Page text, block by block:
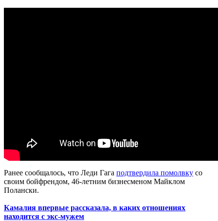
Ранее сообщалось, что Леди Гага подтвердила помолвку со
своим бойфрендом, 46-летним бизнесменом Майклом
Полански.
Камалия впервые рассказала, в каких отношениях
находится с экс-мужем